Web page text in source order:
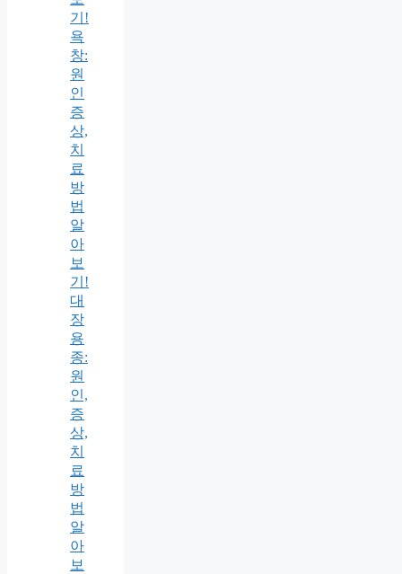
기!
욕
창:
원
인
증
상,
치
료
방
법
알
아
보
기!
대
장
용
종:
원
인,
증
상,
치
료
방
법
알
아
보